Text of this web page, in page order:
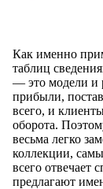
Как именно
таблиц
— это модели и
прибыли,
всего, и
оборота.
весьма легко
коллекции,
всего отвечает
предлагают